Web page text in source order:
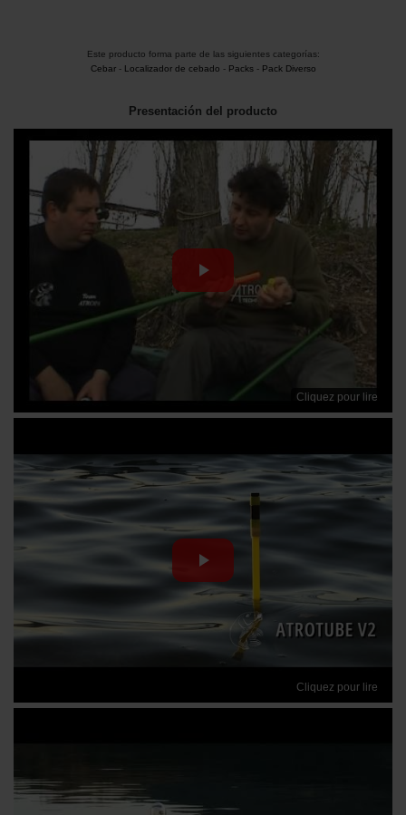
Este producto forma parte de las siguientes categorías:
Cebar- Localizador de cebado - Packs- Pack Diverso
Presentación del producto
Cliquez pour lire
Cliquez pour lire